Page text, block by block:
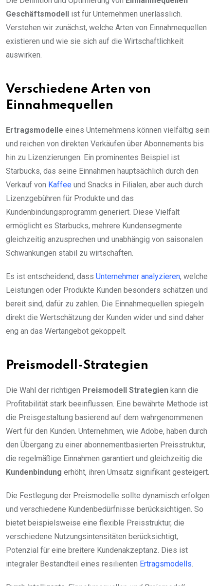
Geschäftsmodell
ist für Unternehmen unerlässlich.
Verstehen wir zunächst, welche Arten von Einnahmequellen
existieren und wie sie sich auf die Wirtschaftlichkeit
auswirken.
Verschiedene Arten von
Einnahmequellen
Ertragsmodelle eines Unternehmens können vielfältig sein
und reichen von direkten Verkäufen über Abonnements bis
hin zu Lizenzierungen. Ein prominentes Beispiel ist
Starbucks, das seine Einnahmen hauptsächlich durch den
Verkauf von Kaffee und Snacks in Filialen, aber auch durch
Lizenzgebühren für Produkte und das
Kundenbindungsprogramm generiert. Diese Vielfalt
ermöglicht es Starbucks, mehrere Kundensegmente
gleichzeitig anzusprechen und unabhängig von saisonalen
Schwankungen stabil zu wirtschaften.
Es ist entscheidend, dass Unternehmer analyzieren, welche
Leistungen oder Produkte Kunden besonders schätzen und
bereit sind, dafür zu zahlen. Die Einnahmequellen spiegeln
direkt die Wertschätzung der Kunden wider und sind daher
eng an das Wertangebot gekoppelt.
Preismodell-Strategien
Die Wahl der richtigen Preismodell Strategien kann die
Profitabilität stark beeinflussen. Eine bewährte Methode ist
die Preisgestaltung basierend auf dem wahrgenommenen
Wert für den Kunden. Unternehmen, wie Adobe, haben durch
den Übergang zu einer abonnementbasierten Preisstruktur,
die regelmäßige Einnahmen garantiert und gleichzeitig die
Kundenbindung erhöht, ihren Umsatz signifikant gesteigert.
Die Festlegung der Preismodelle sollte dynamisch erfolgen
und verschiedene Kundenbedürfnisse berücksichtigen. So
bietet beispielsweise eine flexible Preisstruktur, die
verschiedene Nutzungsintensitäten berücksichtigt,
Potenzial für eine breitere Kundenakzeptanz. Dies ist
integraler Bestandteil eines resilienten Ertragsmodells.